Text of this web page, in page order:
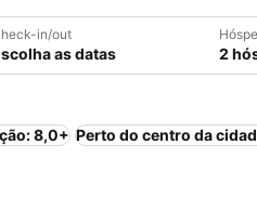
in/out
as datas 2
8,0+ Perto do centro da